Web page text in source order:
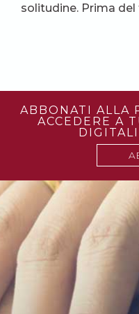
solitudine. Prima
ABBONATI ALLA
ACCEDERE A